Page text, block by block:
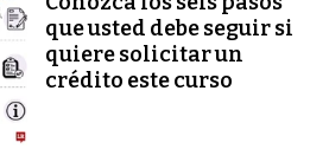
que usted debe seguir si
quiere solicitar un
crédito este curso